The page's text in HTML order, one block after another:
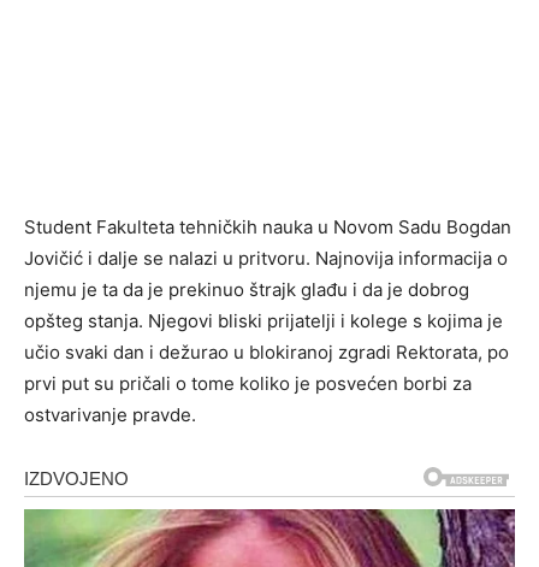
Student Fakulteta tehničkih nauka u Novom Sadu Bogdan
Jovičić i dalje se nalazi u pritvoru. Najnovija informacija o
njemu je ta da je prekinuo štrajk glađu i da je dobrog
opšteg stanja. Njegovi bliski prijatelji i kolege s kojima je
učio svaki dan i dežurao u blokiranoj zgradi Rektorata, po
prvi put su pričali o tome koliko je posvećen borbi za
ostvarivanje pravde.